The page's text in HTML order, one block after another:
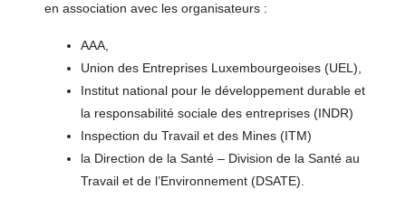
en association avec les organisateurs :
AAA,
Union des Entreprises Luxembourgeoises (UEL),
Institut national pour le développement durable et
la responsabilité sociale des entreprises (INDR)
Inspection du Travail et des Mines (ITM)
la Direction de la Santé – Division de la Santé au
Travail et de l’Environnement (DSATE).